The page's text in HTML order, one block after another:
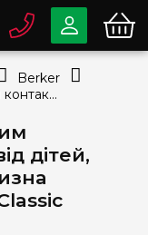
дітей,
33-63-07
79-78
Telegram
Berker
Розетка з заземлюючим контактом, захистом від дітей, 16А/250В, полярна білизна (глянсовий), Berker R.Classic 47552089